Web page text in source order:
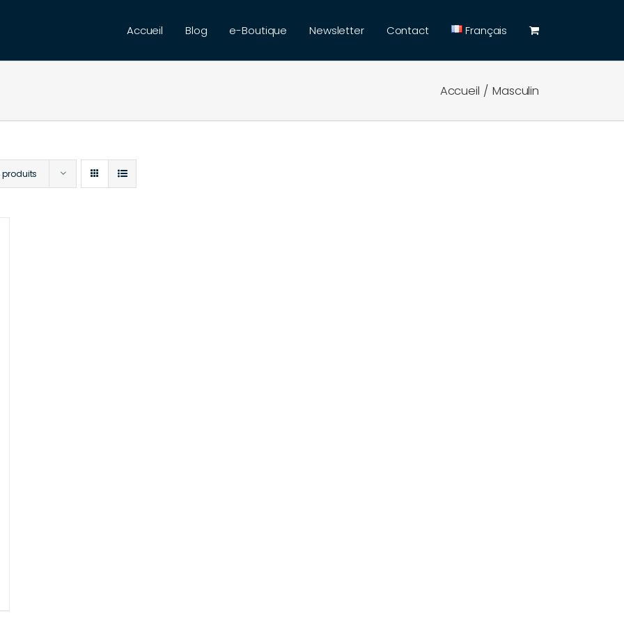
Accueil Blog e-Boutique Newsletter Contact Français
Accueil Masculin
produits